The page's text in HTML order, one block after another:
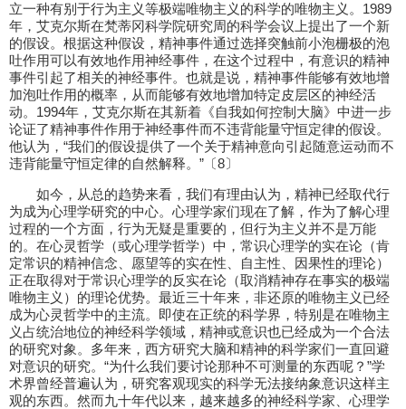
立一种有别于行为主义等极端唯物主义的科学的唯物主义。1989
年，艾克尔斯在梵蒂冈科学院研究周的科学会议上提出了一个新
的假设。根据这种假设，精神事件通过选择突触前小泡栅极的泡
吐作用可以有效地作用神经事件，在这个过程中，有意识的精神
事件引起了相关的神经事件。也就是说，精神事件能够有效地增
加泡吐作用的概率，从而能够有效地增加特定皮层区的神经活
动。1994年，艾克尔斯在其新着《自我如何控制大脑》中进一步
论证了精神事件作用于神经事件而不违背能量守恒定律的假设。
他认为，“我们的假设提供了一个关于精神意向引起随意运动而不
违背能量守恒定律的自然解释。”〔8〕
如今，从总的趋势来看，我们有理由认为，精神已经取代行
为成为心理学研究的中心。心理学家们现在了解，作为了解心理
过程的一个方面，行为无疑是重要的，但行为主义并不是万能
的。在心灵哲学（或心理学哲学）中，常识心理学的实在论（肯
定常识的精神信念、愿望等的实在性、自主性、因果性的理论）
正在取得对于常识心理学的反实在论（取消精神存在事实的极端
唯物主义）的理论优势。最近三十年来，非还原的唯物主义已经
成为心灵哲学中的主流。即使在正统的科学界，特别是在唯物主
义占统治地位的神经科学领域，精神或意识也已经成为一个合法
的研究对象。多年来，西方研究大脑和精神的科学家们一直回避
对意识的研究。“为什么我们要讨论那种不可测量的东西呢？”学
术界曾经普遍认为，研究客观现实的科学无法接纳象意识这样主
观的东西。然而九十年代以来，越来越多的神经科学家、心理学